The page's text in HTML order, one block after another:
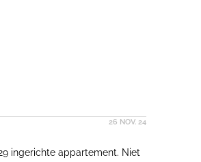
26 NOV. 24
ingerichte appartement. Niet